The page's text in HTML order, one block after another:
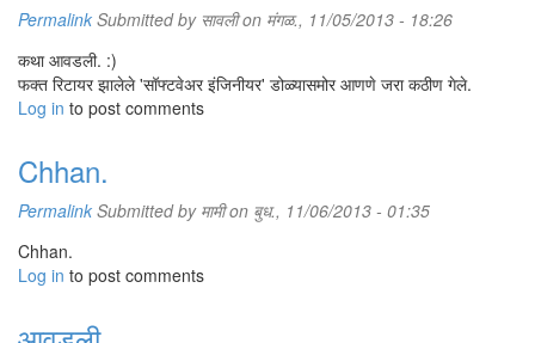
Permalink Submitted by सावलीon मंगळ., 11/05/2013 - 18:26
कथा आवडली. :)
फक्त रिटायर झालेले 'सॉफ्टवेअर इंजिनीयर' डोळ्यासमोर आणणे जरा कठीण गेले.
Log in to post comments
Chhan.
Permalink Submitted by मामीon बुध., 11/06/2013 - 01:35
Chhan.
Log in to post comments